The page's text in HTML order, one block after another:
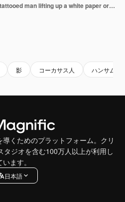
Grayscale footage of a tattooed man lifting up a white paper or a sing that says YES in capital letter and he is happy and confident while nodding when looking straight ahead into the camera.
影 コーカサス人 ハンサム
くためのプラットフォーム。クリ
タジオを含む100万人以上が利用し
います。
日本語